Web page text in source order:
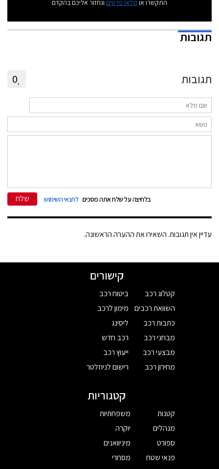
התקשרו או מלאו פרטים ונחזור אליכם בהקדם
תגובות
תגובות 0
בלחיצה על שלח אתה מסכים לתנאי השימוש שלח
עדיין אין תגובות. השאירו את ההערה הראשונה.
קישורים
קטלוג רכב
השוואת רכבים
כתבות רכב
מבחני רכב
מבצעי רכב
מחירון רכב
ביטוח רכב
מימון לרכב
ליסינג
רכב חדש
ייעוץ רכב
רישום לניוזלטר
קטגוריות
קטנות
מנהלים
ספורט
פנאי שטח
משפחתיות
יוקרה
מיניוואנים
מסחרי